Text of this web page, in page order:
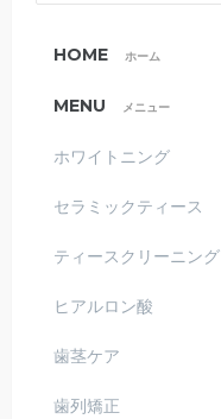
HOME ホーム
MENU メニュー
ホワイトニング
セラミックティース
ティースクリーニング
ヒアルロン酸
歯茎ケア
歯列矯正